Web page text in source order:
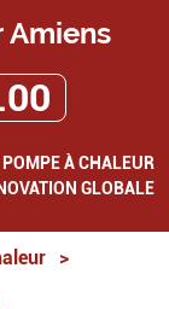
Amiens
POMPE À CHALEUR
GLOBALE
>